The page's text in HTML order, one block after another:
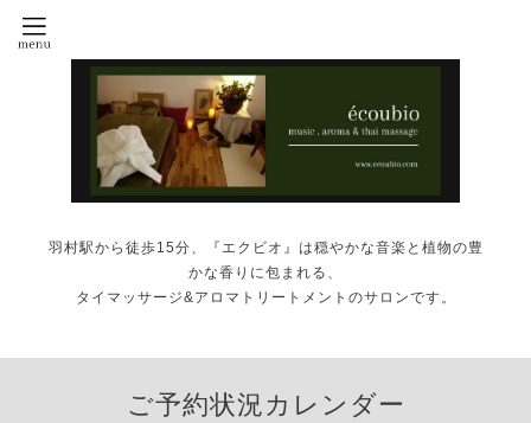
羽村駅から徒歩15分、『エクビオ』は穏やかな音楽と植物の豊
かな香りに包まれる、
タイマッサージ&アロマトリートメントのサロンです。
ご予約状況カレンダー